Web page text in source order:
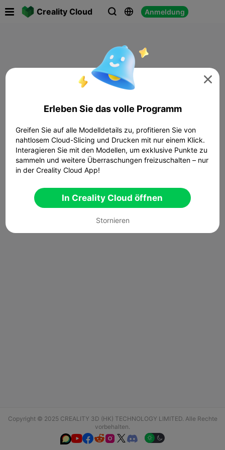
Creality Cloud   Anmeldung
Copyright © 2025 CREALITY 3D (HK) TECHNOLOGY LIMITED. Alle Rechte
vorbehalten.
  

Erleben Sie das volle Programm
Greifen Sie auf alle Modelldetails zu, profitieren Sie von
nahtlosem Cloud-Slicing und Drucken mit nur einem Klick.
Interagieren Sie mit den Modellen, um exklusive Punkte zu
sammeln und weitere Überraschungen freizuschalten – nur
in der Creality Cloud App!
In Creality Cloud öffnen
Stornieren